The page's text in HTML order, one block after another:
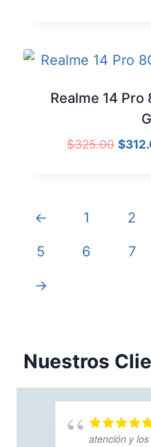
Realme 14 Pro
$325.00 $
← 1 2
5 6 7
→
Nuestros
atención y